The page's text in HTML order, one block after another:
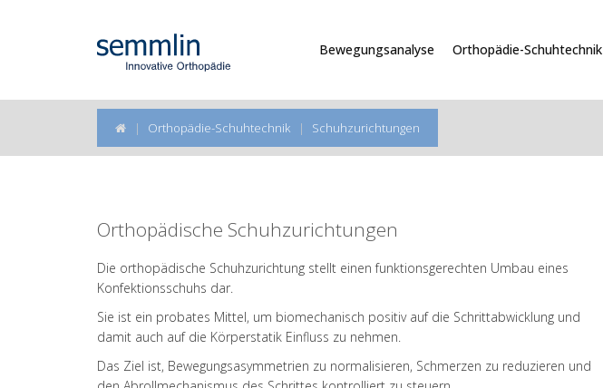
Bewegungsanalyse Orthopädie-Schuhtechnik
Orthopädie-Schuhtechnik Schuhzurichtungen
Orthopädische Schuhzurichtungen
Die orthopädische Schuhzurichtung stellt einen funktionsgerechten Umbau eines
Konfektionsschuhs dar.
Sie ist ein probates Mittel, um biomechanisch positiv auf die Schrittabwicklung und
damit auch auf die Körperstatik Einfluss zu nehmen.
Das Ziel ist, Bewegungsasymmetrien zu normalisieren, Schmerzen zu reduzieren und